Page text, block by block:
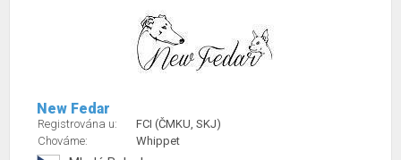
New Fedar
Registrována u:
FCI (ČMKU, SKJ)
Chováme:
Whippet